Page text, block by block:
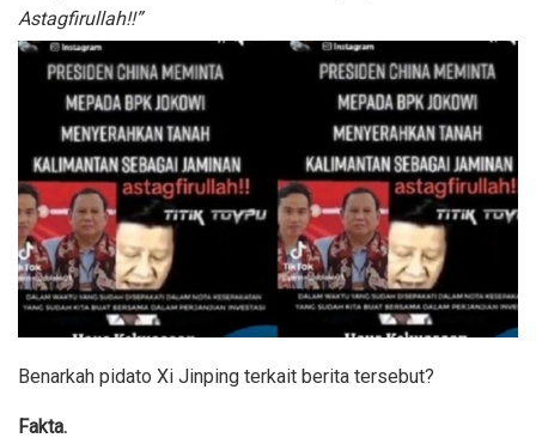
Astagfirullah!!”
Benarkah pidato Xi Jinping terkait berita tersebut?
Fakta.